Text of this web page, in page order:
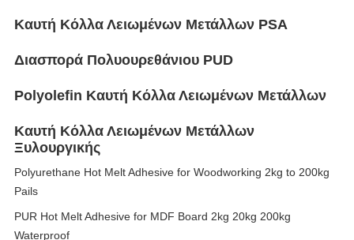
Καυτή Κόλλα Λειωμένων Μετάλλων PSA
Διασπορά Πολυουρεθάνιου PUD
Polyolefin Καυτή Κόλλα Λειωμένων Μετάλλων
Καυτή Κόλλα Λειωμένων Μετάλλων
Ξυλουργικής
Polyurethane Hot Melt Adhesive for Woodworking 2kg to 200kg
Pails
PUR Hot Melt Adhesive for MDF Board 2kg 20kg 200kg
Waterproof